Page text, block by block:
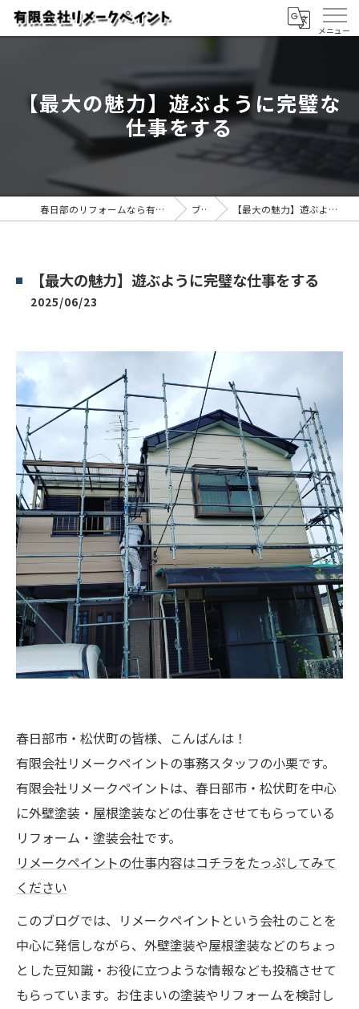
【最大の魅力】遊ぶように完璧な
仕事をする
春日部のリフォームなら有限会社リメークペイント ブログ 【最大の魅力】遊ぶように完璧な仕事をする
【最大の魅力】遊ぶように完璧な仕事をする
2025/06/23
春日部市・松伏町の皆様、こんばんは！
有限会社リメークペイントの事務スタッフの小栗です。
有限会社リメークペイントは、春日部市・松伏町を中心
に外壁塗装・屋根塗装などの仕事をさせてもらっている
リフォーム・塗装会社です。
リメークペイントの仕事内容はコチラをたっぷしてみて
ください
このブログでは、リメークペイントという会社のことを
中心に発信しながら、外壁塗装や屋根塗装などのちょっ
とした豆知識・お役に立つような情報なども投稿させて
もらっています。お住まいの塗装やリフォームを検討し